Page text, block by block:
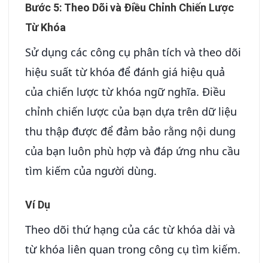
Bước 5: Theo Dõi và Điều Chỉnh Chiến Lược
Từ Khóa
Sử dụng các công cụ phân tích và theo dõi
hiệu suất từ khóa để đánh giá hiệu quả
của chiến lược từ khóa ngữ nghĩa. Điều
chỉnh chiến lược của bạn dựa trên dữ liệu
thu thập được để đảm bảo rằng nội dung
của bạn luôn phù hợp và đáp ứng nhu cầu
tìm kiếm của người dùng.
Ví Dụ
Theo dõi thứ hạng của các từ khóa dài và
từ khóa liên quan trong công cụ tìm kiếm.